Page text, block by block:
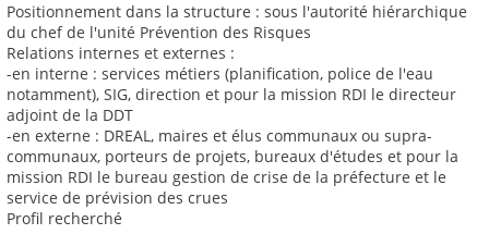
Positionnement dans la structure : sous l'autorité hiérarchique
du chef de l'unité Prévention des Risques
Relations internes et externes :
-en interne : services métiers (planification, police de l'eau
notamment), SIG, direction et pour la mission RDI le directeur
adjoint de la DDT
-en externe : DREAL, maires et élus communaux ou supra-
communaux, porteurs de projets, bureaux d'études et pour la
mission RDI le bureau gestion de crise de la préfecture et le
service de prévision des crues
Profil recherché